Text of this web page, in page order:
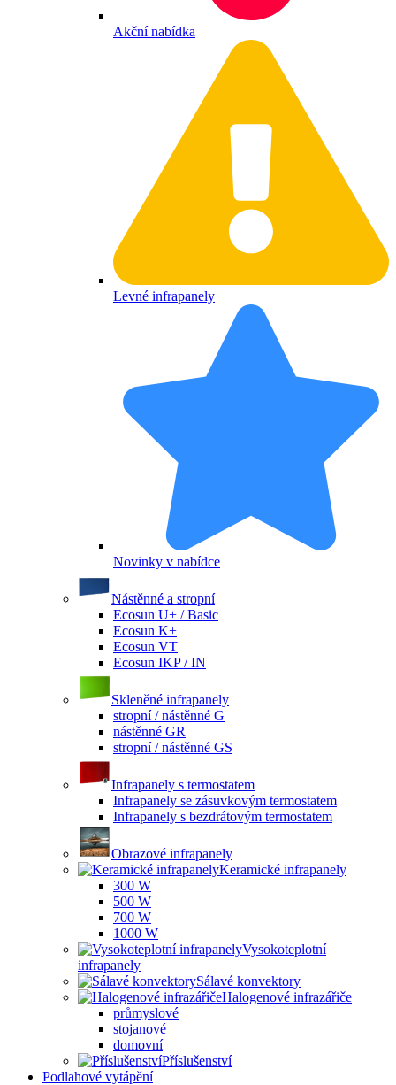
Akční nabídka
Levné infrapanely
Novinky v nabídce
Nástěnné a stropní
Ecosun U+ / Basic
Ecosun K+
Ecosun VT
Ecosun IKP / IN
Skleněné infrapanely
stropní / nástěnné G
nástěnné GR
stropní / nástěnné GS
Infrapanely s termostatem
Infrapanely se zásuvkovým termostatem
Infrapanely s bezdrátovým termostatem
Obrazové infrapanely
Keramické infrapanely
300 W
500 W
700 W
1000 W
Vysokoteplotní
infrapanely
Sálavé konvektory
Halogenové infrazářiče
průmyslové
stojanové
domovní
Příslušenství
Podlahové vytápění